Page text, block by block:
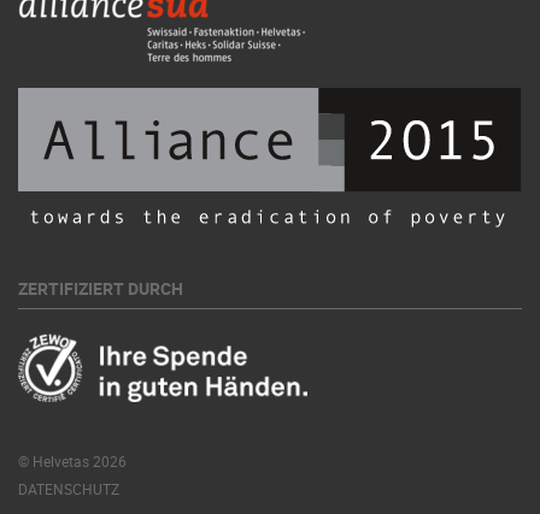
ZERTIFIZIERT DURCH
© Helvetas 2026
DATENSCHUTZ